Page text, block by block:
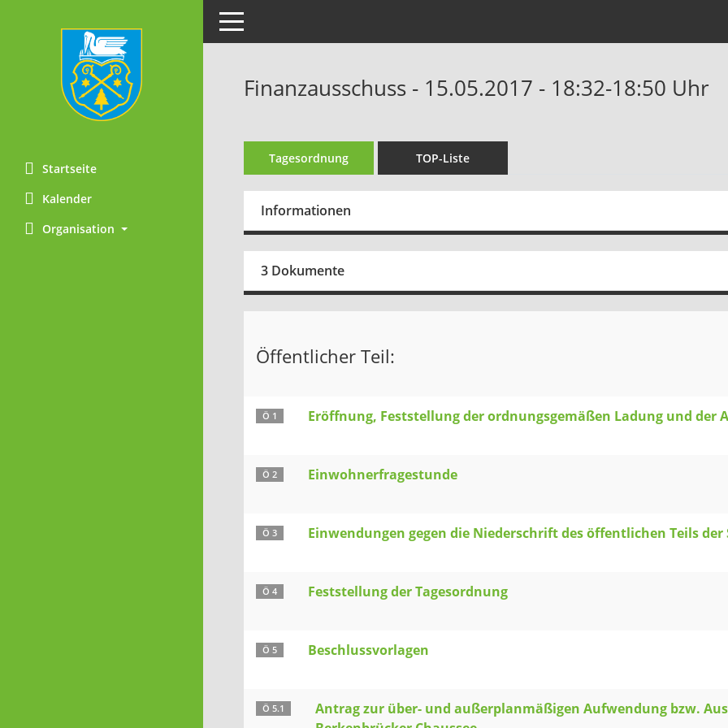
Startseite
Kalender
Organisation
Toggle navigation
Finanzausschuss - 15.05.2017 - 18:32-18:50 Uhr
Tagesordnung TOP-Liste
Informationen
3 Dokumente
Öffentlicher Teil:
Ö 1 Eröffnung, Feststellung der ordnungsgemäßen Ladung und der
Ö 2 Einwohnerfragestunde
Ö 3 Einwendungen gegen die Niederschrift des öffentlichen Teils der
Ö 4 Feststellung der Tagesordnung
Ö 5 Beschlussvorlagen
Ö 5.1
Antrag zur über- und außerplanmäßigen Aufwendung bzw.